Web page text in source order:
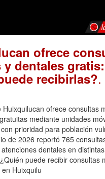
ofrece
y dentales gratis:
recibirlas?.
Huixquilucan ofrece consultas
mediante unidades
prioridad para población
de 2026 reportó 765
dentales en distintas
puede recibir consultas
Huixquilu